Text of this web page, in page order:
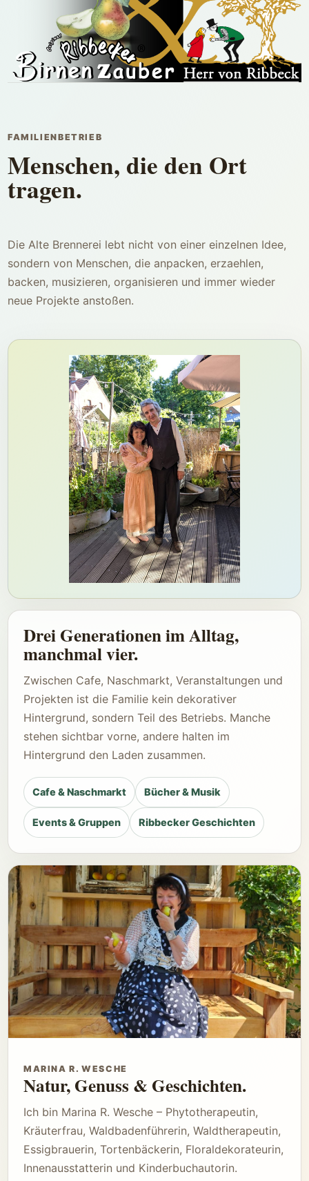
FAMILIENBETRIEB
Menschen, die den Ort
tragen.
Die Alte Brennerei lebt nicht von einer einzelnen Idee,
sondern von Menschen, die anpacken, erzaehlen,
backen, musizieren, organisieren und immer wieder
neue Projekte anstoßen.
Drei Generationen im Alltag,
manchmal vier.
Zwischen Cafe, Naschmarkt, Veranstaltungen und
Projekten ist die Familie kein dekorativer
Hintergrund, sondern Teil des Betriebs. Manche
stehen sichtbar vorne, andere halten im
Hintergrund den Laden zusammen.
Cafe & Naschmarkt Bücher & Musik
Events & Gruppen Ribbecker Geschichten
MARINA R. WESCHE
Natur, Genuss & Geschichten.
Ich bin Marina R. Wesche – Phytotherapeutin,
Kräuterfrau, Waldbadenführerin, Waldtherapeutin,
Essigbrauerin, Tortenbäckerin, Floraldekorateurin,
Innenausstatterin und Kinderbuchautorin.